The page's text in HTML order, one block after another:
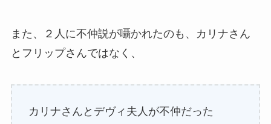
また、２人に不仲説が囁かれたのも、カリナさん
とフリップさんではなく、
カリナさんとデヴィ夫人が不仲だった